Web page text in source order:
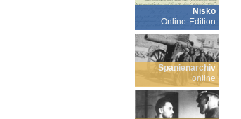
Nisko
Online-Edition
Spanienarchiv
online